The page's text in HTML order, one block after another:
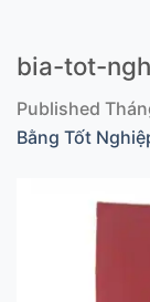
bia-tot-
Published
Bằng Tốt